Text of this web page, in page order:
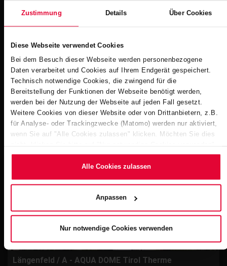
Zustimmung Details Über Cookies
Diese Webseite verwendet Cookies
Bei dem Besuch dieser Webseite werden personenbezogene
Daten verarbeitet und Cookies auf Ihrem Endgerät gespeichert.
Technisch notwendige Cookies, die zwingend für die
Bereitstellung der Funktionen der Webseite benötigt werden,
werden bei der Nutzung der Webseite auf jeden Fall gesetzt.
Weitere Cookies von dieser Website oder von Drittanbietern, z.B.
für Analyse- oder Trackingzwecke (Matomo) werden nur aktiviert,
wenn Sie auf "Alle Cookies zulassen" klicken. Möchten Sie dies
Mehr dazu (einschließlich der Möglichkeit, die
Einwilligungserklärung zu ändern oder zu widerrufen) erfahren Sie
derDatenschutzerklärung.
Alle Cookies zulassen
Anpassen
Nur notwendige Cookies verwenden
Woergler Wasserwelt - Steuler Pool
Linings
Dateigröße: 1 MB | Dateiformat: pdf
Weitere Impressionen
Längenfeld / A - AQUA DOME Tirol Therme